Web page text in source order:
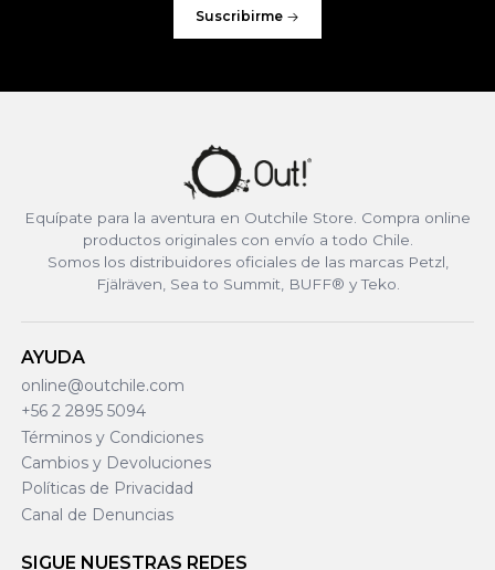
Suscribirme
Equípate para la aventura en Outchile Store. Compra online
productos originales con envío a todo Chile.
Somos los distribuidores oficiales de las marcas Petzl,
Fjälräven, Sea to Summit, BUFF® y Teko.
AYUDA
online@outchile.com
+56 2 2895 5094
Términos y Condiciones
Cambios y Devoluciones
Políticas de Privacidad
Canal de Denuncias
SIGUE NUESTRAS REDES